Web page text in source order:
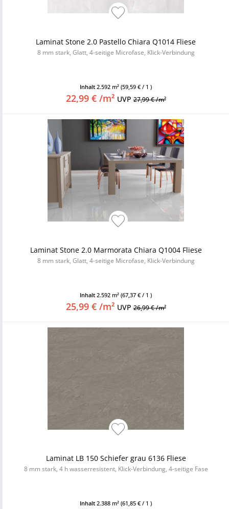
Laminat Stone 2.0 Pastello Chiara Q1014 Fliese
8 mm stark, Glatt, 4-seitige Microfase, Klick-Verbindung
Inhalt 2.592 m² (59,59 € / 1 )
22,99 € /m² UVP27,99 € /m²
Laminat Stone 2.0 Marmorata Chiara Q1004 Fliese
8 mm stark, Glatt, 4-seitige Microfase, Klick-Verbindung
Inhalt 2.592 m² (67,37 € / 1 )
25,99 € /m² UVP26,99 € /m²
Laminat LB 150 Schiefer grau 6136 Fliese
8 mm stark, 4 h wasserresistent, Klick-Verbindung, 4-seitige Fase
Inhalt 2.388 m² (61,85 € / 1 )